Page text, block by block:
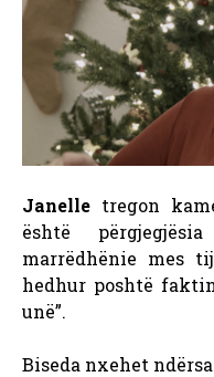
Janelle tregon
është
marrëdhënie mes
hedhur poshtë
unë”.
Biseda nxehet